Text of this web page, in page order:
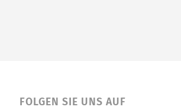
FOLGEN SIE UNS AUF